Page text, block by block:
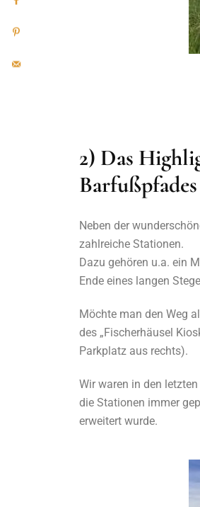
2) Das
Barfußpfades
Neben der
zahlreiche Stationen.
Dazu gehören u.a. ein
Ende eines langen
Möchte man den Weg
des „Fischerhäusel
Parkplatz aus rechts).
Wir waren in den
die Stationen immer
erweitert wurde.